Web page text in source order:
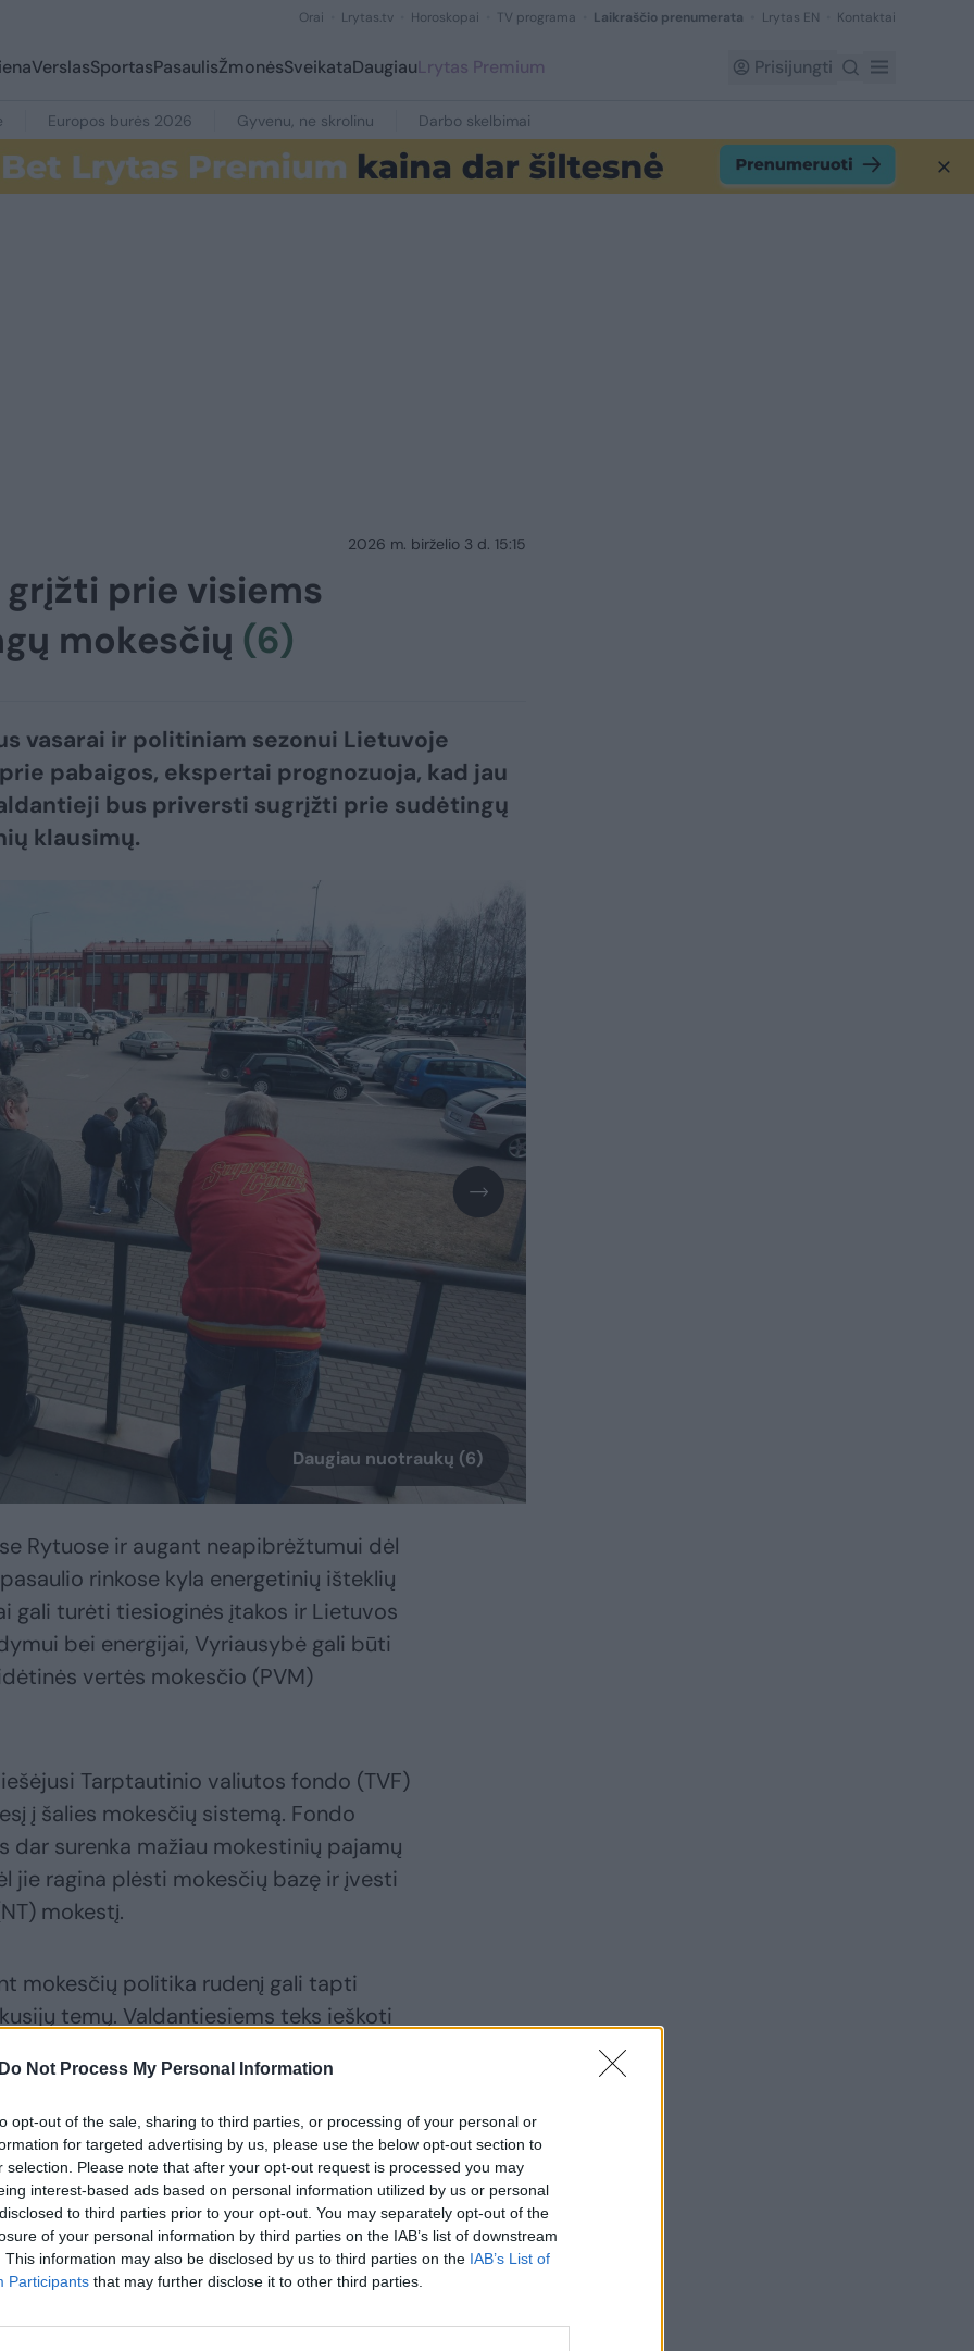
Do Not Process My Personal Information
opt-out of the sale, sharing to third parties, or processing of your personal or
for targeted advertising by us, please use the below opt-out section to
selection. Please note that after your opt-out request is processed you may
interest-based ads based on personal information utilized by us or personal
to third parties prior to your opt-out. You may separately opt-out of the
of your personal information by third parties on the IAB’s list of downstream
This information may also be disclosed by us to third parties on the IAB’s List of
Participants that may further disclose it to other third parties.
Orai Lrytas.tv Horoskopai TV programa Laikraščio prenumerata Lrytas EN Kontaktai
VerslasSportasPasaulisŽmonėsSveikataDaugiauLrytas Premium Prisijungti
Europos burės 2026 Gyvenu, ne skrolinu Darbo skelbimai
2026 m. birželio 3 d. 15:15
prie visiems
mokesčių (6)
vasarai ir politiniam sezonui Lietuvoje
pabaigos, ekspertai prognozuoja, kad jau
bus priversti sugrįžti prie sudėtingų
klausimų.
Daugiau nuotraukų (6)
Rytuose ir augant neapibrėžtumui dėl
rinkose kyla energetinių išteklių
gali turėti tiesioginės įtakos ir Lietuvos
bei energijai, Vyriausybė gali būti
vertės mokesčio (PVM)
Tarptautinio valiutos fondo (TVF)
į šalies mokesčių sistemą. Fondo
dar surenka mažiau mokestinių pajamų
jie ragina plėsti mokesčių bazę ir įvesti
mokestį.
mokesčių politika rudenį gali tapti
temų. Valdantiesiems teks ieškoti
pajamų poreikio, augančių
tenkančios mokestinės naštos.
Nors oficialių atostogų Seimo
svarbūs sprendimai nepriimami. Tačiau
dėl žiemos šalčių.